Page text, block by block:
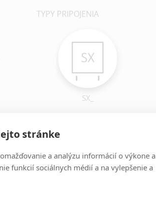
TYPY PRIPOJENIA
SX_
stránke
a analýzu informácií o výkone a
funkcií sociálnych médií a na vylepšenie a